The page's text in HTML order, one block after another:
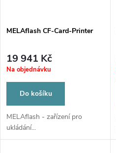
MELAflash CF-Card-Printer
19 941 Kč
Na objednávku
Do košíku
MELAflash - zařízení pro
ukládání...